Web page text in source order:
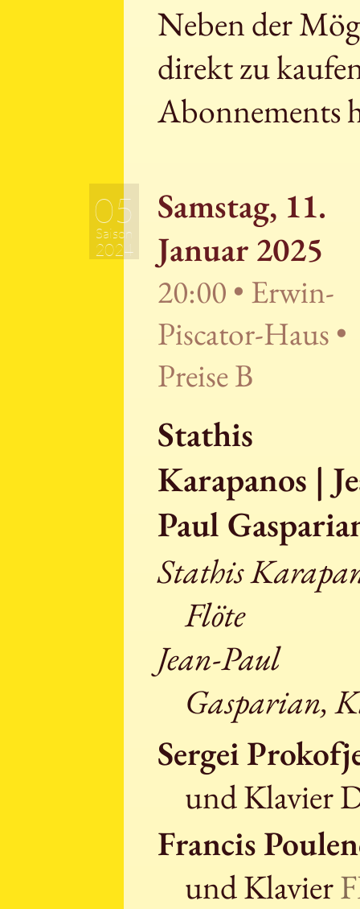
Neben der
direkt zu
Abonnements
05
Saison
2024
Samstag, 11.
Januar 2025
20:00 • Erwin-
Piscator-Haus •
Preise B
Stathis
Karapanos |
Paul
Stathis
Flöte
Jean-Paul
Gasparian,
Sergei
und Klavier
Francis
und Klavier